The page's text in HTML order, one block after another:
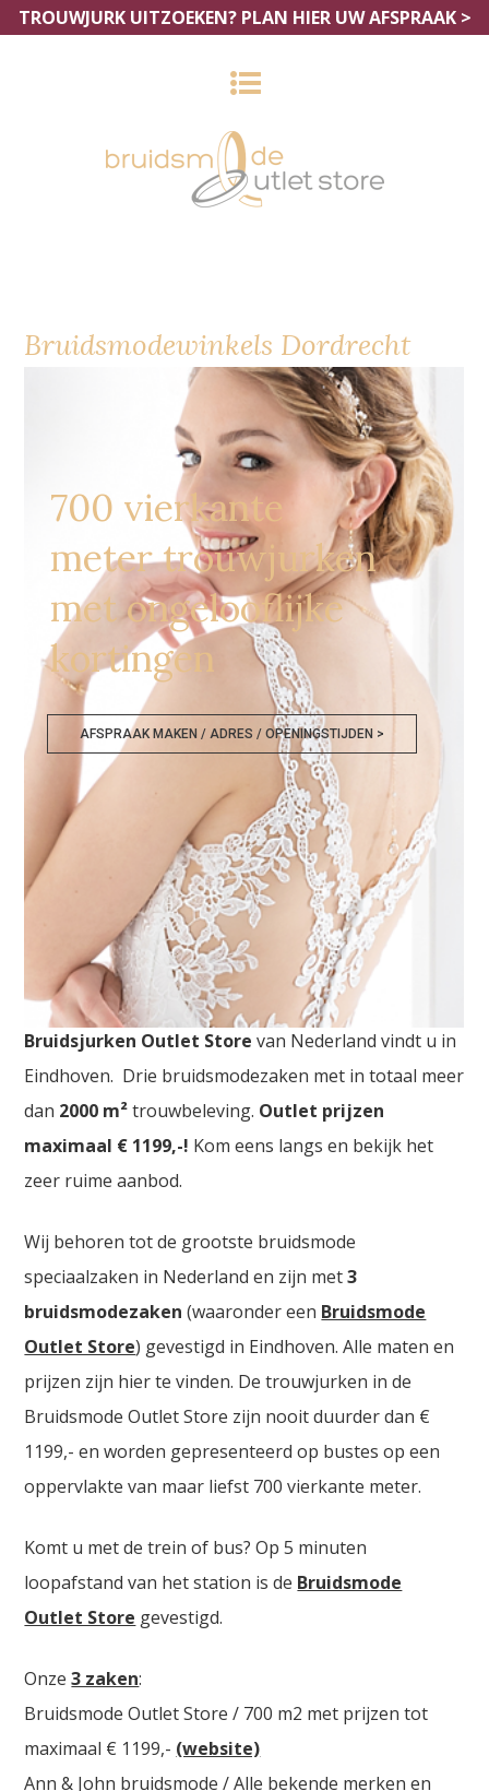
TROUWJURK UITZOEKEN? PLAN HIER UW AFSPRAAK >
Bruidsmodewinkels Dordrecht
700 vierkante
meter trouwjurken
met ongelooflijke
kortingen
AFSPRAAK MAKEN / ADRES / OPENINGSTIJDEN >
Bruidsmodewinkels Dordrecht
Bruidsmodewinkels Dordrecht. Degrootste
Bruidsjurken Outlet Store van Nederland vindt u in
Eindhoven. Drie bruidsmodezaken met in totaal meer
dan 2000 m²trouwbeleving. Outlet prijzen
maximaal € 1199,-! Kom eens langs en bekijk het
zeer ruime aanbod.
Wij behoren tot de grootste bruidsmode
speciaalzaken in Nederland en zijn met3
bruidsmodezaken (waaronder een Bruidsmode
Outlet Store) gevestigd in Eindhoven. Alle maten en
prijzen zijn hier te vinden. De trouwjurken in de
Bruidsmode Outlet Store zijn nooit duurder dan €
1199,- en worden gepresenteerd op bustes op een
oppervlakte van maar liefst 700 vierkante meter.
Komt u met de trein of bus? Op 5 minuten
loopafstand van het station is de Bruidsmode
Outlet Store gevestigd.
Onze3 zaken:
Bruidsmode Outlet Store / 700 m2 met prijzen tot
maximaal € 1199,- (website)
Ann & John bruidsmode / Alle bekende merken en